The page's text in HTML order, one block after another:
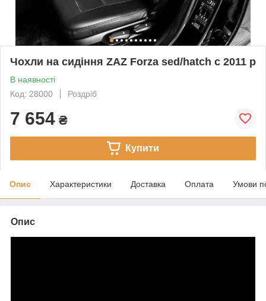
Чохли на сидіння ZAZ Forza sed/hatch c 2011 р
В наявності
Код: 28000
Роздріб
7 654 ₴
Купити
Опис Характеристики Доставка Оплата Умови
Опис